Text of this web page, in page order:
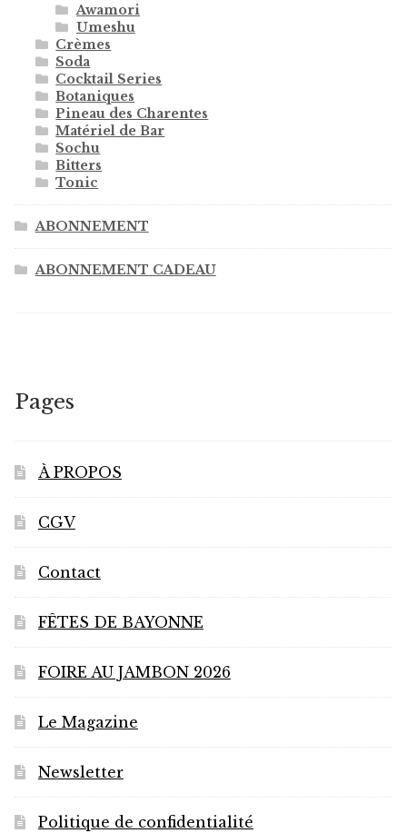
Awamori
Umeshu
Crèmes
Soda
Cocktail Series
Botaniques
Pineau des Charentes
Matériel de Bar
Sochu
Bitters
Tonic
ABONNEMENT
ABONNEMENT CADEAU
Pages
À PROPOS
CGV
Contact
FÊTES DE BAYONNE
FOIRE AU JAMBON 2026
Le Magazine
Newsletter
Politique de confidentialité